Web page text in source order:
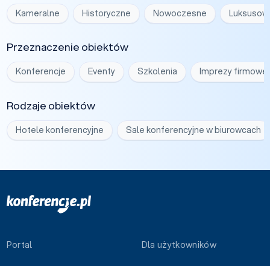
Kameralne Historyczne Nowoczesne
Przeznaczenie obiektów
Konferencje Eventy Szkolenia Imprezy firmowe
Rodzaje obiektów
Hotele konferencyjne Sale konferencyjne w biurowcach
Portal Dla użytkowników